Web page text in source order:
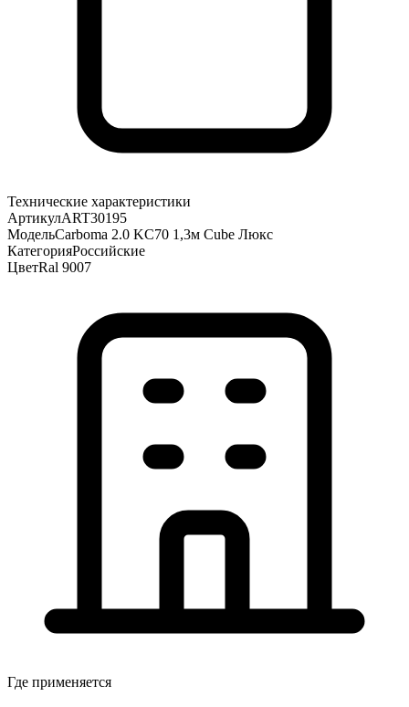
Технические характеристики
АртикулART30195
МодельCarboma 2.0 KC70 1,3м Cube Люкс
КатегорияРоссийские
ЦветRal 9007
Где применяется